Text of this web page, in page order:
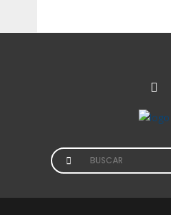
Search
for: